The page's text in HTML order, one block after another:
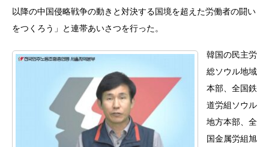
以降の中国侵略戦争の動きと対決する国境を超えた労働者の闘い
をつくろう」と連帯あいさつを行った。
韓国の民主労
総ソウル地域
本部、全国鉄
道労組ソウル
地方本部、全
国金属労組旭